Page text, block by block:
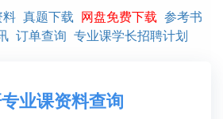
料 真题下载 网盘免费下载 参考书
订单查询 专业课学长招聘计划
业课资料查询